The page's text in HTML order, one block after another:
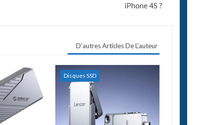
iPhone 4S ?
D'autres Articles De L'auteur
Disques SSD